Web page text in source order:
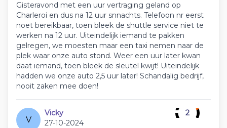
Gisteravond met een uur vertraging geland op
Charleroi en dus na 12 uur snnachts. Telefoon nr eerst
noet bereikbaar, toen bleek de shuttle service niet te
werken na 12 uur. Uiteindelijk iemand te pakken
gelregen, we moesten maar een taxi nemen naar de
plek waar onze auto stond. Weer een uur later kwan
daat iemand, toen bleek de sleutel kwijt! Uiteindelijk
hadden we onze auto 2,5 uur later! Schandalig bedrijf,
nooit zaken mee doen!
V
Vicky
27-10-2024
2